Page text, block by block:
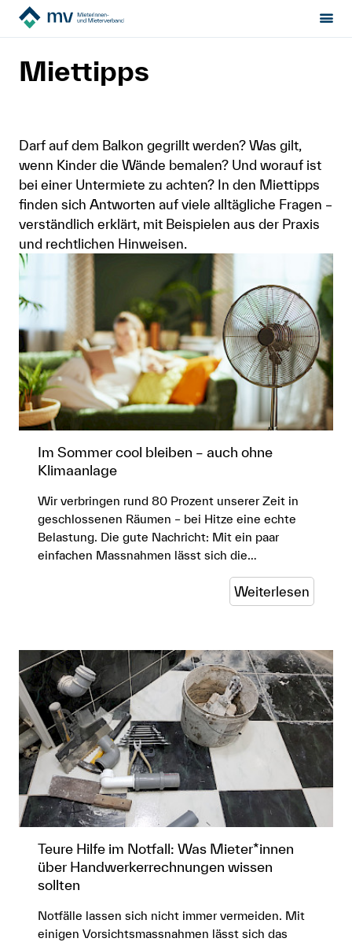
Hilfe von Fachleuten
Politik & Positionen
Über uns
Kontakt
Newsletter
Mitglied werden
Anmelden
Shop
Suche
Miettipps
Darf auf dem Balkon gegrillt werden? Was gilt,
wenn Kinder die Wände bemalen? Und worauf ist
bei einer Untermiete zu achten? In den Miettipps
finden sich Antworten auf viele alltägliche Fragen –
verständlich erklärt, mit Beispielen aus der Praxis
und rechtlichen Hinweisen.
Im Sommer cool bleiben – auch ohne
Klimaanlage
Wir verbringen rund 80 Prozent unserer Zeit in
geschlossenen Räumen – bei Hitze eine echte
Belastung. Die gute Nachricht: Mit ein paar
einfachen Massnahmen lässt sich die…
Weiterlesen
Teure Hilfe im Notfall: Was Mieter*innen
über Handwerkerrechnungen wissen
sollten
Notfälle lassen sich nicht immer vermeiden. Mit
einigen Vorsichtsmassnahmen lässt sich das